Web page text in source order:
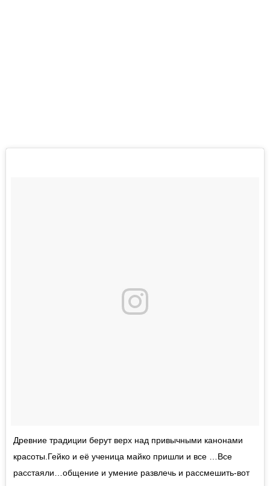
Древние традиции берут верх над привычными канонами
красоты.Гейко и её ученица майко пришли и все …Все
расстаяли…общение и умение развлечь и рассмешить-вот